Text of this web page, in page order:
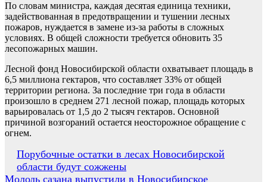
По словам министра, каждая десятая единица техники,
задействованная в предотвращении и тушении лесных
пожаров, нуждается в замене из-за работы в сложных
условиях. В общей сложности требуется обновить 35
лесопожарных машин.
Лесной фонд Новосибирской области охватывает площадь в
6,5 миллиона гектаров, что составляет 33% от общей
территории региона. За последние три года в области
произошло в среднем 271 лесной пожар, площадь которых
варьировалась от 1,5 до 2 тысяч гектаров. Основной
причиной возгораний остается неосторожное обращение с
огнем.
Навигация
по
Порубочные остатки в лесах Новосибирской
области будут сожжены
Молодь сазана выпустили в Новосибирское